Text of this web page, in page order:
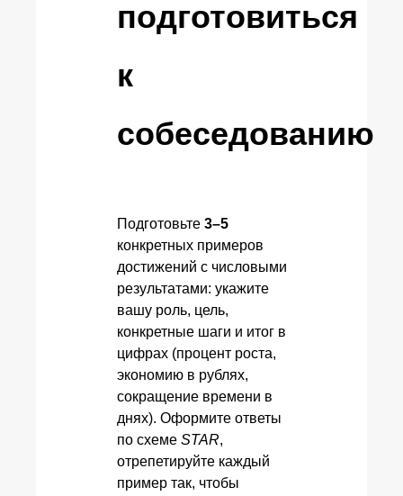
подготовиться
к
собеседованию
Подготовьте 3–5
конкретных примеров
достижений с числовыми
результатами: укажите
вашу роль, цель,
конкретные шаги и итог в
цифрах (процент роста,
экономию в рублях,
сокращение времени в
днях). Оформите ответы
по схеме STAR,
отрепетируйте каждый
пример так, чтобы